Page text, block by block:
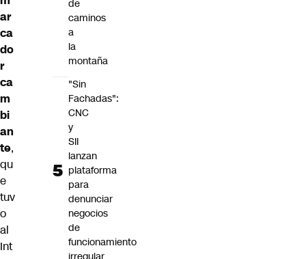
ar
ca
do
r
ca
m
bi
an
te,
qu
e
tuv
o
al
Int
de
caminos
a
la
montaña
"Sin
Fachadas":
CNC
y
SII
lanzan
plataforma
para
denunciar
negocios
de
funcionamiento
irregular